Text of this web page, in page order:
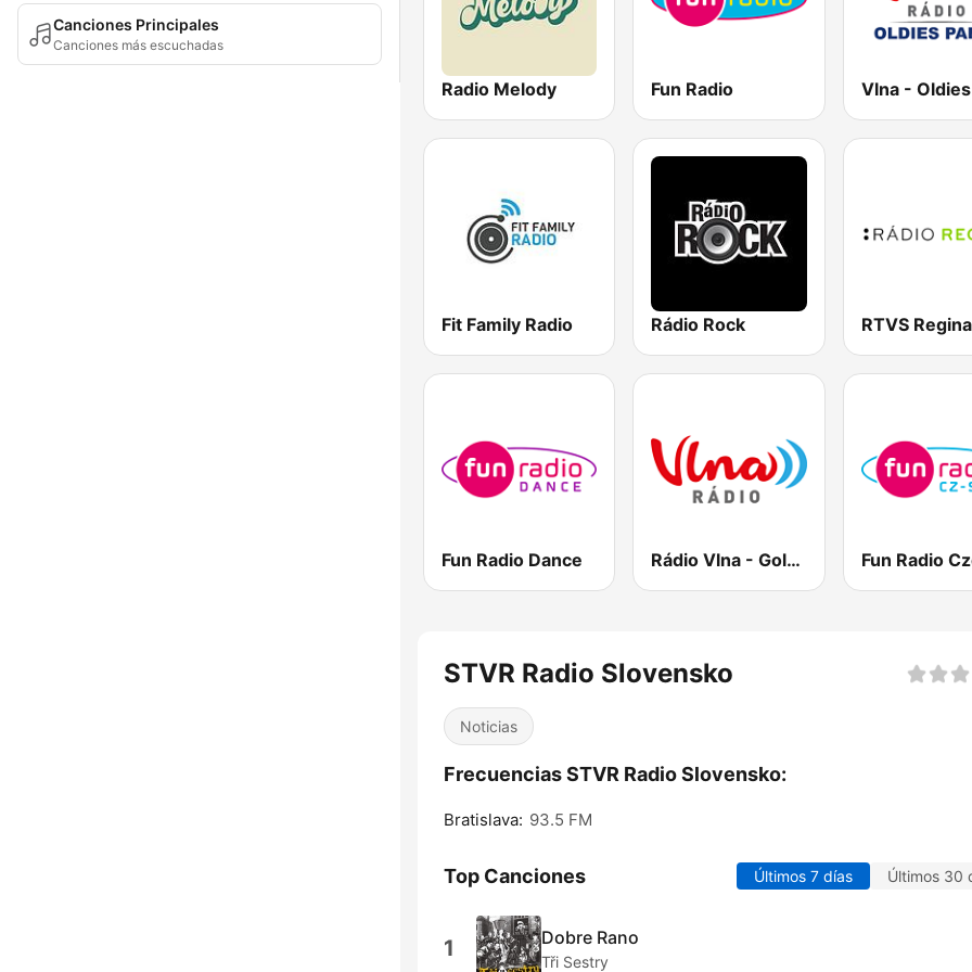
Canciones Principales
Canciones más escuchadas
Radio Melody Fun Radio
Fit Family Radio Rádio Rock
Fun Radio Dance Rádio Vlna - Golden Hits
STVR Radio Slovensko
Noticias
Frecuencias STVR Radio Slovensko:
Bratislava: 93.5 FM
Top Canciones Últimos 7 días Últimos 30
1 Dobre Rano
Tři Sestry